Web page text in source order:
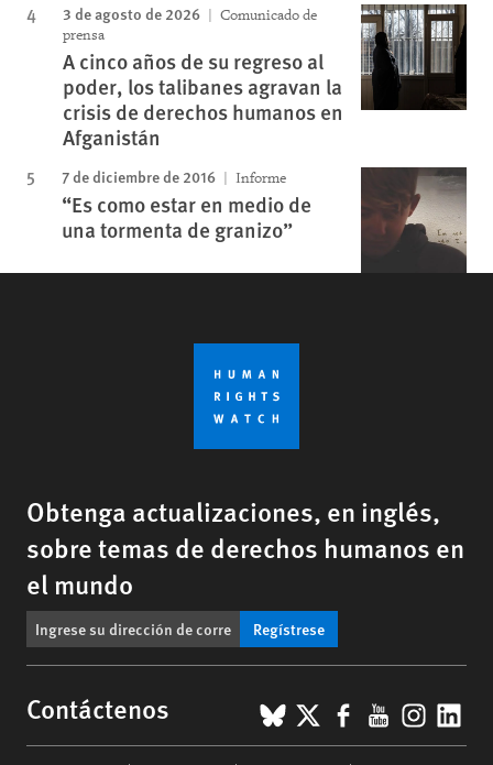
3 de agosto de 2026
Comunicado de
prensa
A cinco años de su regreso al
poder, los talibanes agravan la
crisis de derechos humanos en
Afganistán
7 de diciembre de 2016 Informe
“Es como estar en medio de
una tormenta de granizo”
Obtenga actualizaciones, en inglés,
sobre temas de derechos humanos en
el mundo
Regístrese
Contáctenos BlueSky
X Facebook
YouTube